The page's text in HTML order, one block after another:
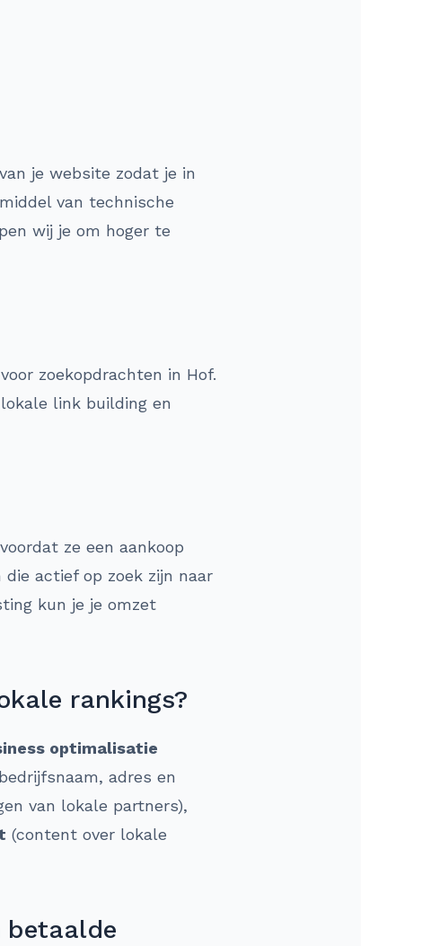
je website zodat je in
van technische
wij je om hoger te
zoekopdrachten in Hof.
link building en
ze een aankoop
actief op zoek zijn naar
kun je je omzet
rankings?
optimalisatie
adres en
van lokale partners),
(content over lokale
betaalde